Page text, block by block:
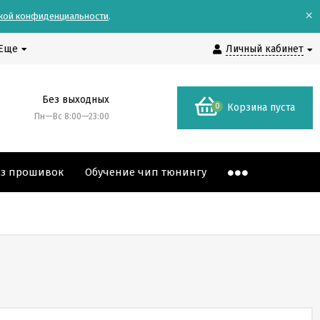
конфиденциальности. ×
Личный кабинет
Без выходных
Пн—Вс 8:00—23:00
0 Корзина пуста
прошивок Обучение чип тюнингу